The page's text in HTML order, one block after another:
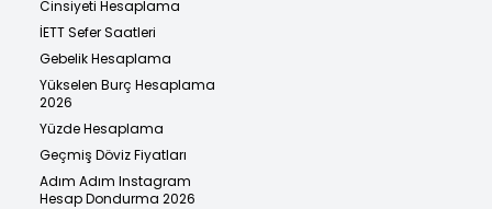
Cinsiyeti Hesaplama
İETT Sefer Saatleri
Gebelik Hesaplama
Yükselen Burç Hesaplama
2026
Yüzde Hesaplama
Geçmiş Döviz Fiyatları
Adım Adım Instagram
Hesap Dondurma 2026